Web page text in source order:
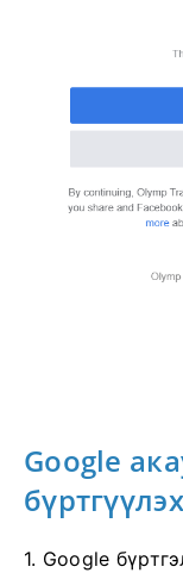
Google
1. Google